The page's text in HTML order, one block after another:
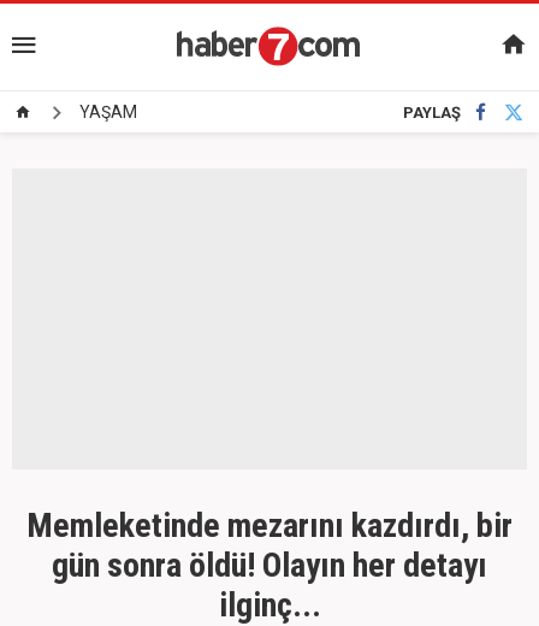
YAŞAM PAYLAŞ
Memleketinde mezarını kazdırdı, bir
gün sonra öldü! Olayın her detayı
ilginç...